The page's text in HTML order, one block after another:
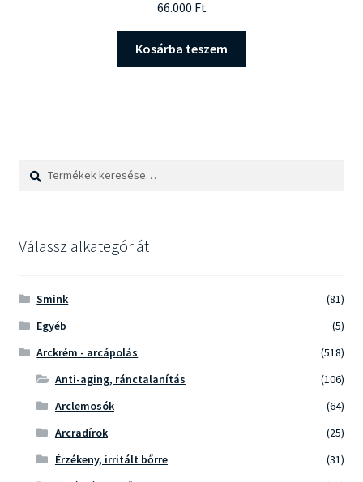
66.000 Ft
Kosárba teszem
Keresés
Keresés
Válassz alkategóriát
Smink
(81)
Egyéb
(5)
Arckrém - arcápolás
(518)
Anti-aging, ránctalanítás
(106)
Arclemosók
(64)
Arcradírok
(25)
Érzékeny, irritált bőrre
(31)